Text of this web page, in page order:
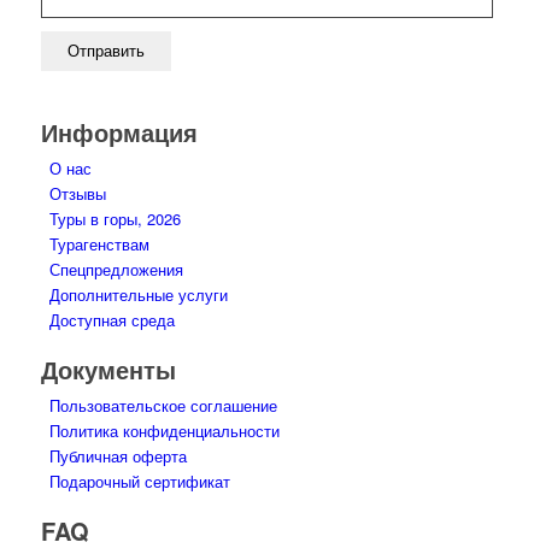
Информация
О нас
Отзывы
Туры в горы, 2026
Турагенствам
Спецпредложения
Дополнительные услуги
Доступная среда
Документы
Пользовательское соглашение
Политика конфиденциальности
Публичная оферта
Подарочный сертификат
FAQ